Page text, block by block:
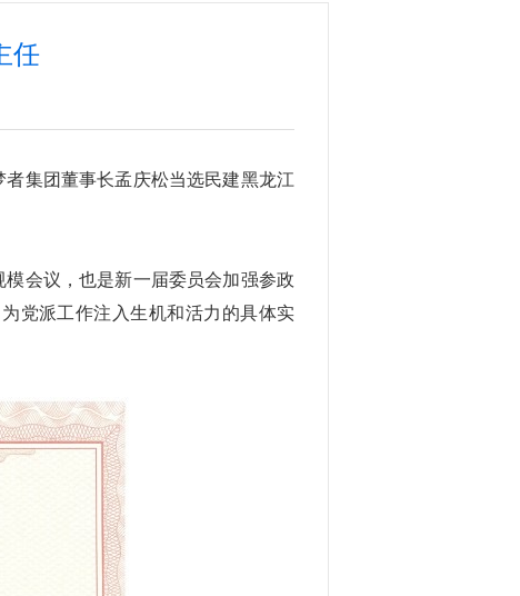
任
集团董事长孟庆松当选民建黑龙江
会议，也是新一届委员会加强参政
党派工作注入生机和活力的具体实